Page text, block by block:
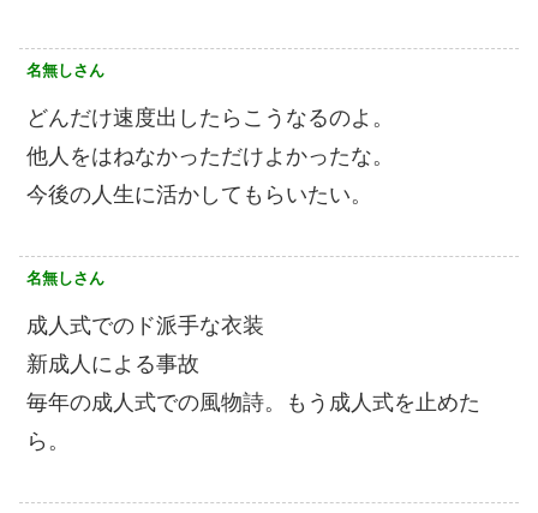
名無しさん
どんだけ速度出したらこうなるのよ。
他人をはねなかっただけよかったな。
今後の人生に活かしてもらいたい。
名無しさん
成人式でのド派手な衣装
新成人による事故
毎年の成人式での風物詩。もう成人式を止めた
ら。